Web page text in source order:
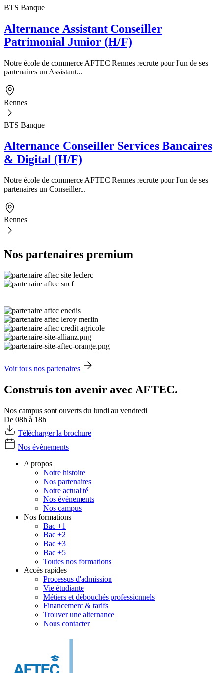
BTS Banque
Alternance Assistant Conseiller
Patrimonial Junior (H/F)
Notre école de commerce AFTEC Rennes recrute pour l'un de ses
partenaires un Assistant...
Rennes
BTS Banque
Alternance Conseiller Services Bancaires
& Digital (H/F)
Notre école de commerce AFTEC Rennes recrute pour l'un de ses
partenaires un Conseiller...
Rennes
Nos partenaires premium
Voir tous nos partenaires
Construis ton avenir avec AFTEC.
Nos campus sont ouverts du lundi au vendredi
De 08h à 18h
Télécharger la brochure
Nos évènements
A propos
Notre histoire
Nos partenaires
Notre actualité
Nos évènements
Nos campus
Nos formations
Bac +1
Bac +2
Bac +3
Bac +5
Toutes nos formations
Accès rapides
Processus d'admission
Vie étudiante
Métiers et débouchés professionnels
Financement & tarifs
Trouver une alternance
Nous contacter